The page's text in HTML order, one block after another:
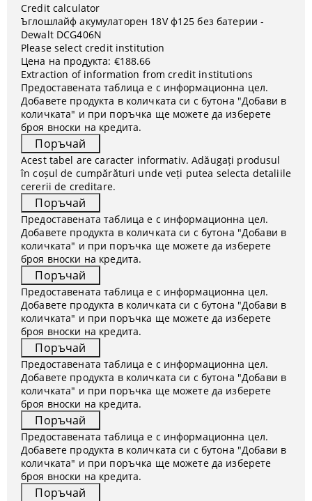
Credit calculator
Ъглошлайф акумулаторен 18V ф125 без батерии -
Dewalt DCG406N
Please select credit institution
Цена на продукта: €188.66
Extraction of information from credit institutions
Предоставената таблица е с информационна цел.
Добавете продукта в количката си с бутона "Добави в
количката" и при поръчка ще можете да изберете
броя вноски на кредита.
Acest tabel are caracter informativ. Adăugați produsul
în coșul de cumpărături unde veți putea selecta detaliile
cererii de creditare.
Предоставената таблица е с информационна цел.
Добавете продукта в количката си с бутона "Добави в
количката" и при поръчка ще можете да изберете
броя вноски на кредита.
Предоставената таблица е с информационна цел.
Добавете продукта в количката си с бутона "Добави в
количката" и при поръчка ще можете да изберете
броя вноски на кредита.
Предоставената таблица е с информационна цел.
Добавете продукта в количката си с бутона "Добави в
количката" и при поръчка ще можете да изберете
броя вноски на кредита.
Предоставената таблица е с информационна цел.
Добавете продукта в количката си с бутона "Добави в
количката" и при поръчка ще можете да изберете
броя вноски на кредита.